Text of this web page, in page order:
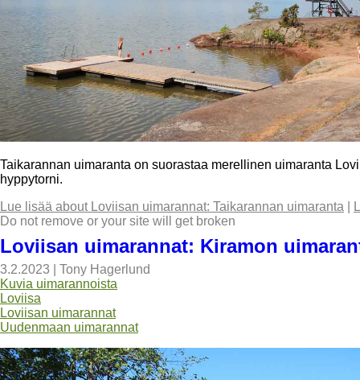
Taikarannan uimaranta on suorastaa merellinen uimaranta
hyppytorni.
Lue lisää about Loviisan uimarannat: Taikarannan uimaranta
Do not remove or your site will get broken
Loviisan uimarannat: Kiramon
3.2.2023
Tony Hagerlund
Kuvia uimarannoista
Loviisa
Loviisan uimarannat
Uudenmaan uimarannat